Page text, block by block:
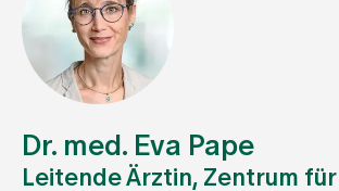
Fachbereiche
Aufenthalt
Dr. med. Eva Pape
Leitende Ärztin, Zentrum für